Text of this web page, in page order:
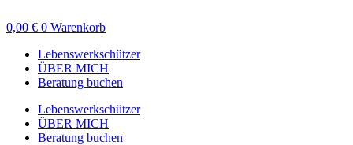
Inhalt
0,00 € 0 Warenkorb
Lebenswerkschützer
ÜBER MICH
Beratung buchen
Lebenswerkschützer
ÜBER MICH
Beratung buchen